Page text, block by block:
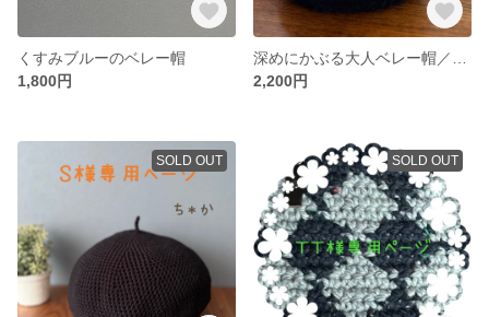
くすみブルーのベレー帽
1,800円
2,200円
SOLD OUT SOLD OUT